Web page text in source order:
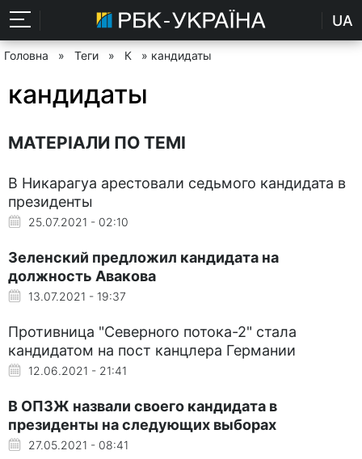
UA
Головна » Теги » К » кандидаты
кандидаты
МАТЕРІАЛИ ПО ТЕМІ
В Никарагуа арестовали седьмого кандидата в
президенты
25.07.2021 - 02:10
Зеленский предложил кандидата на
должность Авакова
13.07.2021 - 19:37
Противница "Северного потока-2" стала
кандидатом на пост канцлера Германии
12.06.2021 - 21:41
В ОПЗЖ назвали своего кандидата в
президенты на следующих выборах
27.05.2021 - 08:41